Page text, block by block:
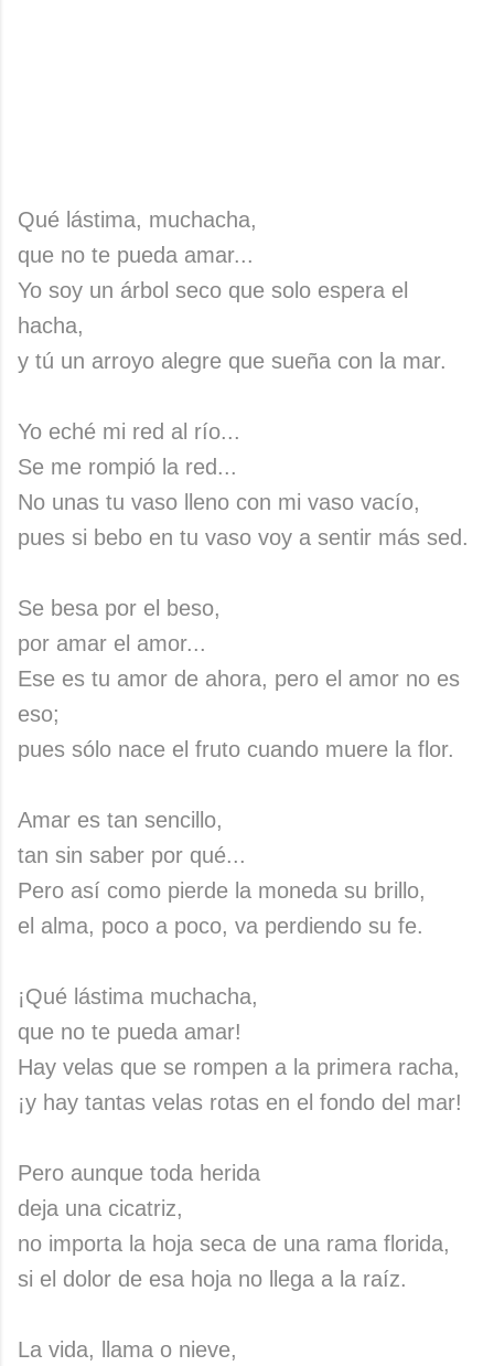
Qué lástima, muchacha,
que no te pueda amar...
Yo soy un árbol seco que solo espera el
hacha,
y tú un arroyo alegre que sueña con la mar.
Yo eché mi red al río...
Se me rompió la red...
No unas tu vaso lleno con mi vaso vacío,
pues si bebo en tu vaso voy a sentir más sed.
Se besa por el beso,
por amar el amor...
Ese es tu amor de ahora, pero el amor no es
eso;
pues sólo nace el fruto cuando muere la flor.
Amar es tan sencillo,
tan sin saber por qué...
Pero así como pierde la moneda su brillo,
el alma, poco a poco, va perdiendo su fe.
¡Qué lástima muchacha,
que no te pueda amar!
Hay velas que se rompen a la primera racha,
¡y hay tantas velas rotas en el fondo del mar!
Pero aunque toda herida
deja una cicatriz,
no importa la hoja seca de una rama florida,
si el dolor de esa hoja no llega a la raíz.
La vida, llama o nieve,